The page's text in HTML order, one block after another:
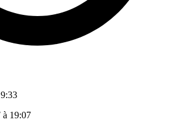
à 19:07